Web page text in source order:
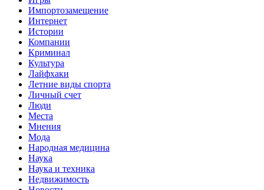
Импортозамещение
Интернет
Истории
Компании
Криминал
Культура
Лайфхаки
Летние виды спорта
Личный счет
Люди
Места
Мнения
Мода
Народная медицина
Наука
Наука и техника
Недвижимость